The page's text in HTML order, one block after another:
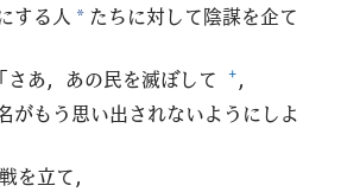
する人 * たちに対して陰謀を企て
さあ，あの民を滅ぼして +，
がもう思い出されないようにしよ
を立て，